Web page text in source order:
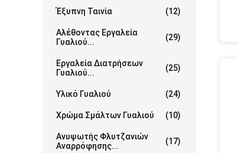
Έξυπνη Ταινία (12)
Αλέθοντας Εργαλεία
Γυαλιού...
(29)
Εργαλεία Διατρήσεων
Γυαλιού...
(25)
Υλικό Γυαλιού (24)
Χρώμα Σμάλτων Γυαλιού (10)
Ανυψωτής Φλυτζανιών
Αναρρόφησης...
(17)